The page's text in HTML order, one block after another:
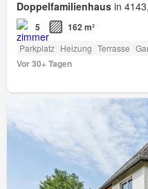
Doppelfamilienhaus in
5 162 m²
Parkplatz Heizung Terrasse
Vor 30+ Tagen